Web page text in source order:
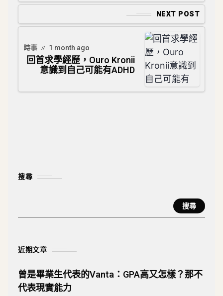
NEXT POST
時事 1 month ago
回首求學經歷，Ouro Kronii
意識到自己可能有ADHD
搜尋
搜尋
近期文章
曾是畢業生代表的Vanta：GPA高又怎樣？那不
代表現實能力